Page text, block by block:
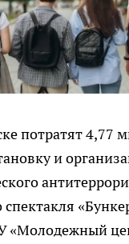
потратят 4,77
и
«Молодежный